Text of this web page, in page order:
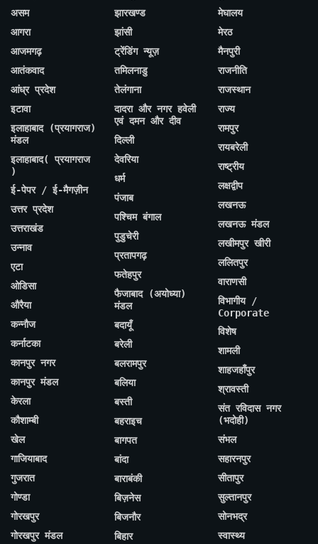
असम
आगरा
आजमगढ़
आतंकवाद
आंध्र प्रदेश
इटावा
इलाहाबाद (प्रयागराज)
मंडल
इलाहाबाद( प्रयागराज
)
ई-पेपर / ई-मैगज़ीन
उत्तर प्रदेश
उत्तराखंड
उन्नाव
एटा
ओडिसा
औरैया
कन्नौज
कर्नाटका
कानपुर नगर
कानपुर मंडल
केरला
कौशाम्बी
खेल
गाजियाबाद
गुजरात
गोण्डा
गोरखपुर
गोरखपुर मंडल
झारखण्ड
झांसी
ट्रेंडिंग न्यूज़
तमिलनाडु
तेलंगाना
दादरा और नगर हवेली
एवं दमन और दीव
दिल्ली
देवरिया
धर्म
पंजाब
पश्चिम बंगाल
पुडुचेरी
प्रतापगढ़
फतेहपुर
फैजाबाद (अयोध्या)
मंडल
बदायूँ
बरेली
बलरामपुर
बलिया
बस्ती
बहराइच
बागपत
बांदा
बाराबंकी
बिज़नेस
बिजनौर
बिहार
मेघालय
मेरठ
मैनपुरी
राजनीति
राजस्थान
राज्य
रामपुर
रायबरेली
राष्ट्रीय
लक्षद्वीप
लखनऊ
लखनऊ मंडल
लखीमपुर खीरी
ललितपुर
वाराणसी
विभागीय /
Corporate
विशेष
शामली
शाहजहाँपुर
श्रावस्ती
संत रविदास नगर
(भदोही)
संभल
सहारनपुर
सीतापुर
सुल्तानपुर
सोनभद्र
स्वास्थ्य